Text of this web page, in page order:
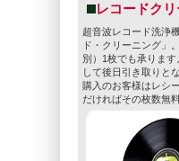
レコードク
超音波レコード洗浄
ド・クリーニング」
別）1枚でも承ります
して後日引き取りと
購入のお客様はレシ
だければその枚数無